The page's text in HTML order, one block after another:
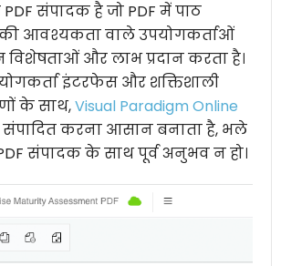
संपादक है जो PDF में पाठ
आवश्यकता वाले उपयोगकर्ताओं
विशेषताओं और लाभ प्रदान करता है।
इंटरफेस और शक्तिशाली
के साथ,Visual Paradigm Online
संपादित करना आसान बनाता है, भले
संपादक के साथ पूर्व अनुभव न हो।